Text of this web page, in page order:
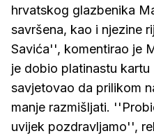
hrvatskog glazbenika
savršena, kao i njezine
Savića'', komentirao je
je dobio platinastu
savjetovao da prilikom
manje razmišljati.
uvijek pozdravljamo'',